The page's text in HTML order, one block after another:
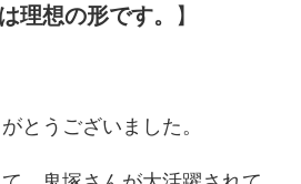
理想の形です。
】
とうございました。